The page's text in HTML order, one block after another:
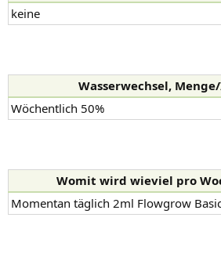
keine
Wasserwechsel,
Wöchentlich 50%
Womit wird wieviel pro
Momentan täglich 2ml Flowgrow